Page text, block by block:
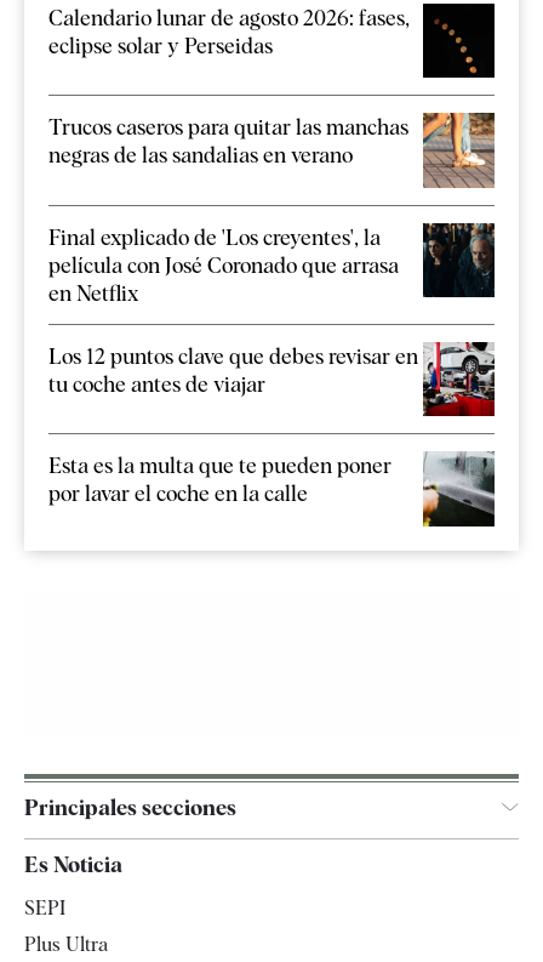
Calendario lunar de agosto 2026: fases,
eclipse solar y Perseidas
Trucos caseros para quitar las manchas
negras de las sandalias en verano
Final explicado de 'Los creyentes', la
película con José Coronado que arrasa
en Netflix
Los 12 puntos clave que debes revisar en
tu coche antes de viajar
Esta es la multa que te pueden poner
por lavar el coche en la calle
Principales secciones
Es Noticia
SEPI
Plus Ultra